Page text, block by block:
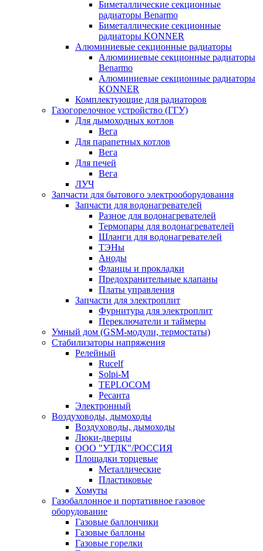
Биметаллические секционные
радиаторы Benarmo
Биметаллические секционные
радиаторы KONNER
Алюминиевые секционные радиаторы
Алюминиевые секционные радиаторы
Benarmo
Алюминиевые секционные радиаторы
KONNER
Комплектующие для радиаторов
Газогорелочное устройство (ГГУ)
Для дымоходных котлов
Вега
Для парапетных котлов
Вега
Для печей
Вега
ЛУЧ
Запчасти для бытового электрооборудования
Запчасти для водонагревателей
Разное для водонагревателей
Термопары для водонагревателей
Шланги для водонагревателей
ТЭНы
Аноды
Фланцы и прокладки
Предохранительные клапаны
Платы управления
Запчасти для электроплит
Фурнитура для электроплит
Переключатели и таймеры
Умный дом (GSM-модули, термостаты)
Cтабилизаторы напряжения
Релейный
Rucelf
Solpi-M
TEPLOCOM
Ресанта
Электронный
Воздуховоды, дымоходы
Воздуховоды, дымоходы
Люки-дверцы
ООО "УТДК"/РОССИЯ
Площадки торцевые
Металлические
Пластиковые
Хомуты
Газобаллонное и портативное газовое
оборудование
Газовые баллончики
Газовые баллоны
Газовые горелки